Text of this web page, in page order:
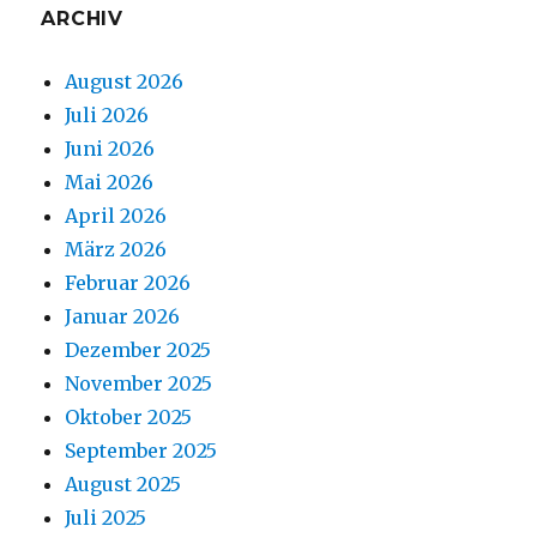
ARCHIV
August 2026
Juli 2026
Juni 2026
Mai 2026
April 2026
März 2026
Februar 2026
Januar 2026
Dezember 2025
November 2025
Oktober 2025
September 2025
August 2025
Juli 2025